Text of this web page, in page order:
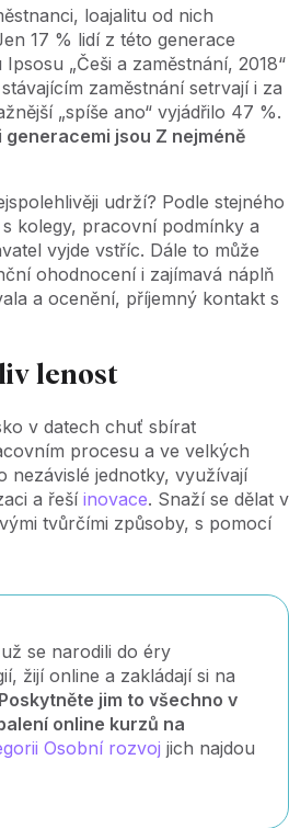
loajalitu od nich
17 % lidí z této generace
„Češi a zaměstnání, 2018“
zaměstnání setrvají i za
„spíše ano“ vyjádřilo 47 %.
jsou Z nejméně
udrží? Podle stejného
kolegy, pracovní podmínky a
vyjde vstříc. Dále to může
ohodnocení i zajímavá náplň
a ocenění, příjemný kontakt s
lenost
v datech chuť sbírat
procesu a ve velkých
nezávislé jednotky, využívají
a řeší inovace. Snaží se dělat v
tvůrčími způsoby, s pomocí
se narodili do éry
žijí online a zakládají si na
Poskytněte jim to všechno v
online kurzů na
Osobní rozvoj jich najdou